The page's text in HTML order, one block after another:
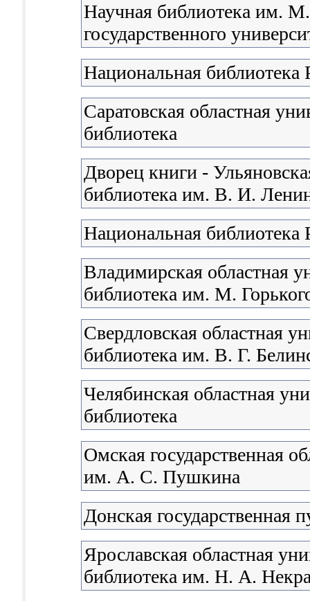
Научная библиотека им.
государственного
Национальная
Саратовская областная
библиотека
Дворец книги -
библиотека им. В. И.
Национальная библиотека
Владимирская областная
библиотека им. М.
Свердловская областная
библиотека им. В. Г.
Челябинская областная
библиотека
Омская государственная
им. А. С. Пушкина
Донская государственная
Ярославская областная
библиотека им. Н. А.